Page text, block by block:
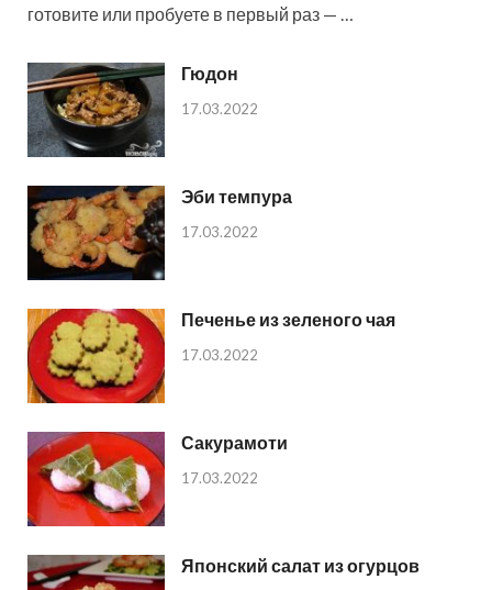
готовите или пробуете в первый раз — …
Гюдон
17.03.2022
Эби темпура
17.03.2022
Печенье из зеленого чая
17.03.2022
Сакурамоти
17.03.2022
Японский салат из огурцов